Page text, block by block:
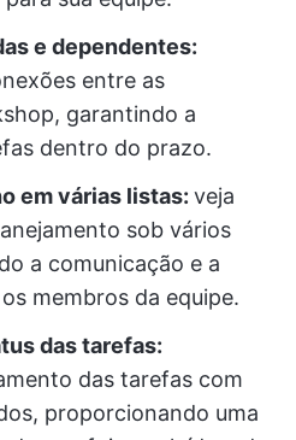
e dependentes:
entre as
garantindo a
dentro do prazo.
em várias listas: veja
sob vários
a comunicação e a
membros da equipe.
das tarefas:
das tarefas com
proporcionando uma